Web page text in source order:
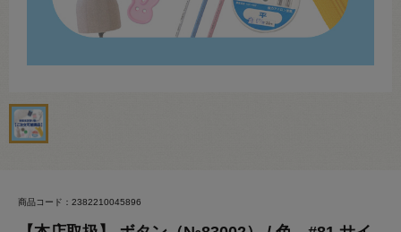
商品コード：2382210045896